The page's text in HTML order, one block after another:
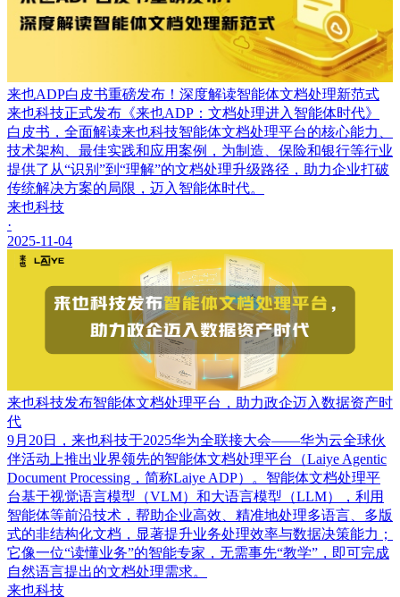
来也ADP白皮书重磅发布！深度解读智能体文档处理新范式
来也科技正式发布《来也ADP：文档处理进入智能体时代》
白皮书，全面解读来也科技智能体文档处理平台的核心能力、
技术架构、最佳实践和应用案例，为制造、保险和银行等行业
提供了从“识别”到“理解”的文档处理升级路径，助力企业打破
传统解决方案的局限，迈入智能体时代。
来也科技
·
2025-11-04
来也科技发布智能体文档处理平台，助力政企迈入数据资产时
代
9月20日，来也科技于2025华为全联接大会——华为云全球伙
伴活动上推出业界领先的智能体文档处理平台（Laiye Agentic
Document Processing，简称Laiye ADP）。智能体文档处理平
台基于视觉语言模型（VLM）和大语言模型（LLM），利用
智能体等前沿技术，帮助企业高效、精准地处理多语言、多版
式的非结构化文档，显著提升业务处理效率与数据决策能力；
它像一位“读懂业务”的智能专家，无需事先“教学”，即可完成
自然语言提出的文档处理需求。
来也科技